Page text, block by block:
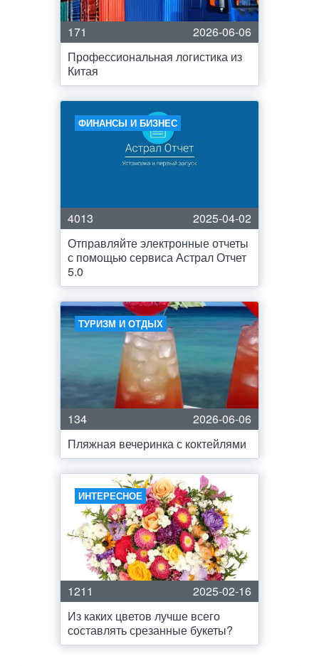
171
2026-06-06
Профессиональная логистика из
Китая
ФИНАНСЫ И БИЗНЕС
4013
2025-04-02
Отправляйте электронные отчеты
с помощью сервиса Астрал Отчет
5.0
ТУРИЗМ И ОТДЫХ
134
2026-06-06
Пляжная вечеринка с коктейлями
ИНТЕРЕСНОЕ
1211
2025-02-16
Из каких цветов лучше всего
составлять срезанные букеты?